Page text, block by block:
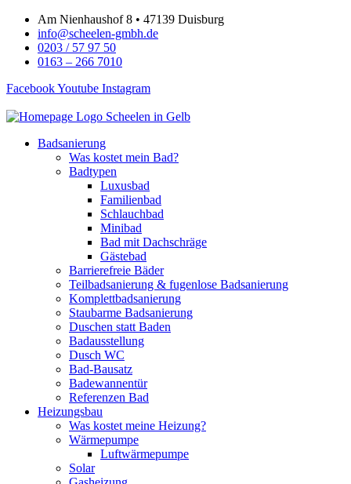
Zum
Inhalt
springen
Am Nienhaushof 8 • 47139 Duisburg
info@scheelen-gmbh.de
0203 / 57 97 50
0163 – 266 7010
FacebookYoutube Instagram
Badsanierung
Was kostet mein Bad?
Badtypen
Luxusbad
Familienbad
Schlauchbad
Minibad
Bad mit Dachschräge
Gästebad
Barrierefreie Bäder
Teilbadsanierung & fugenlose Badsanierung
Komplettbadsanierung
Staubarme Badsanierung
Duschen statt Baden
Badausstellung
Dusch WC
Bad-Bausatz
Badewannentür
Referenzen Bad
Heizungsbau
Was kostet meine Heizung?
Wärmepumpe
Luftwärmepumpe
Solar